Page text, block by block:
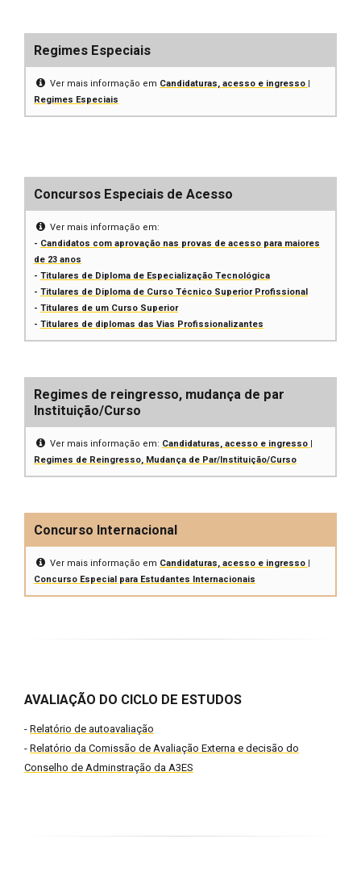
Regimes Especiais
Ver mais informação em Candidaturas, acesso e ingresso |
Regimes Especiais
Concursos Especiais de Acesso
Ver mais informação em:
- Candidatos com aprovação nas provas de acesso para maiores
de 23 anos
- Titulares de Diploma de Especialização Tecnológica
- Titulares de Diploma de Curso Técnico Superior Profissional
- Titulares de um Curso Superior
- Titulares de diplomas das Vias Profissionalizantes
Regimes de reingresso, mudança de par
Instituição/Curso
Ver mais informação em: Candidaturas, acesso e ingresso |
Regimes de Reingresso, Mudança de Par/Instituição/Curso
Concurso Internacional
Ver mais informação em Candidaturas, acesso e ingresso |
Concurso Especial para Estudantes Internacionais
AVALIAÇÃO DO CICLO DE ESTUDOS
- Relatório de autoavaliação
- Relatório da Comissão de Avaliação Externa e decisão do
Conselho de Adminstração da A3ES